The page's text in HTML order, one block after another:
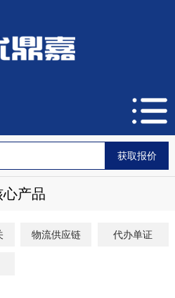
心产品
物流供应链 代办单证